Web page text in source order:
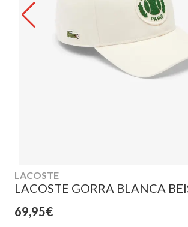
LACOSTE
LACOSTE GORRA BLANCA
69,95€